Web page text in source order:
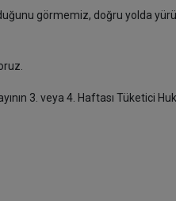
görmemiz, doğru yolda
3. veya 4. Haftası Tüketici